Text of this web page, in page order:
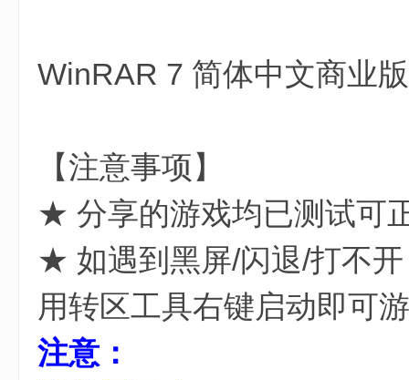
WinRAR 7 简体中文商业
【注意事项】
★ 分享的游戏均已测试可
★ 如遇到黑屏/闪退/打不
用转区工具右键启动即可
注意：